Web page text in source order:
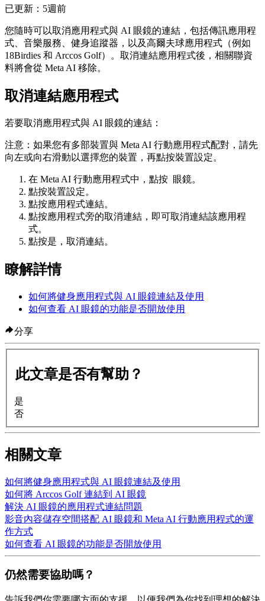
已更新： 5週前
您隨時可以取消應用程式與 AI 眼鏡的連結，包括傳訊應用程
式、音樂服務、健身追蹤器，以及高爾夫球應用程式（例如
18Birdies 和 Arccos Golf）。取消連結應用程式後，相關聯資
料將會從 Meta AI 移除。
取消連結應用程式
若要取消應用程式與 AI 眼鏡的連結：
注意： 如果您有多部裝置與 Meta AI 行動應用程式配對，請先
向左或向右滑動以選擇您的裝置，再點按裝置設定。
在 Meta AI 行動應用程式中，點按 眼鏡。
點按裝置設定。
點按應用程式連結。
點按應用程式旁的取消連結 ，即可取消連結該應用程
式。
點按是，取消連結。
瞭解詳情
如何將健身應用程式與 AI 眼鏡連結及使用
如何查看 AI 眼鏡的功能是否開放使用
分享
此文章是否有幫助？
是
否
相關文章
如何將健身應用程式與 AI 眼鏡連結及使用
如何將 Arccos Golf 連結到 AI 眼鏡
解決 AI 眼鏡的應用程式連結問題
影音內容儲存空間搭配 AI 眼鏡和 Meta AI 行動應用程式的運
作方式
如何查看 AI 眼鏡的功能是否開放使用
仍然需要協助嗎？